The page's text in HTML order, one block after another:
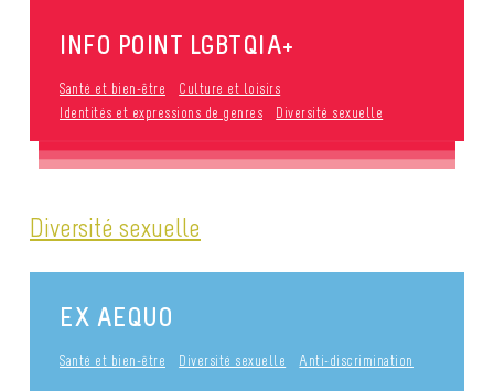
INFO POINT LGBTQIA+
Santé et bien-être
Culture et loisirs
Identités et expressions de genres
Diversité sexuelle
Diversité sexuelle
EX AEQUO
Santé et bien-être Diversité sexuelle Anti-discrimination